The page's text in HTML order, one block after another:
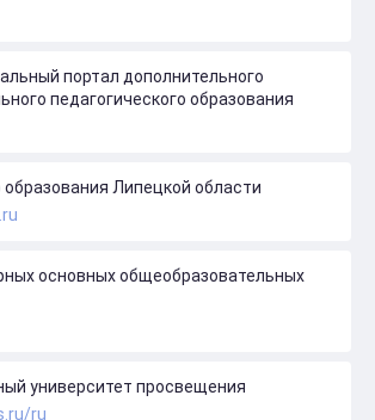
портал дополнительного
педагогического образования
Липецкой области
основных общеобразовательных
университет просвещения
ru